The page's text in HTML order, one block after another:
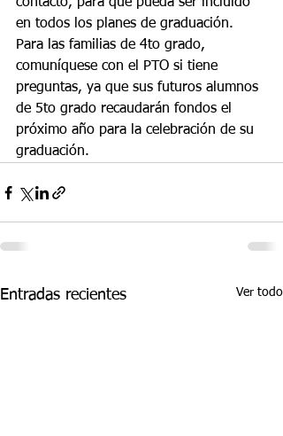
contacto, para que pueda ser incluido
en todos los planes de graduación.
Para las familias de 4to grado,
comuníquese con el PTO si tiene
preguntas, ya que sus futuros alumnos
de 5to grado recaudarán fondos el
próximo año para la celebración de su
graduación.
Entradas recientes Ver todo